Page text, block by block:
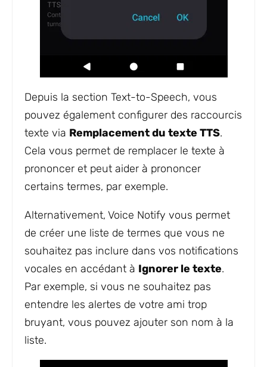
Depuis la section Text-to-Speech, vous
pouvez également configurer des raccourcis
texte via Remplacement du texte TTS.
Cela vous permet de remplacer le texte à
prononcer et peut aider à prononcer
certains termes, par exemple.
Alternativement, Voice Notify vous permet
de créer une liste de termes que vous ne
souhaitez pas inclure dans vos notifications
vocales en accédant à Ignorer le texte.
Par exemple, si vous ne souhaitez pas
entendre les alertes de votre ami trop
bruyant, vous pouvez ajouter son nom à la
liste.